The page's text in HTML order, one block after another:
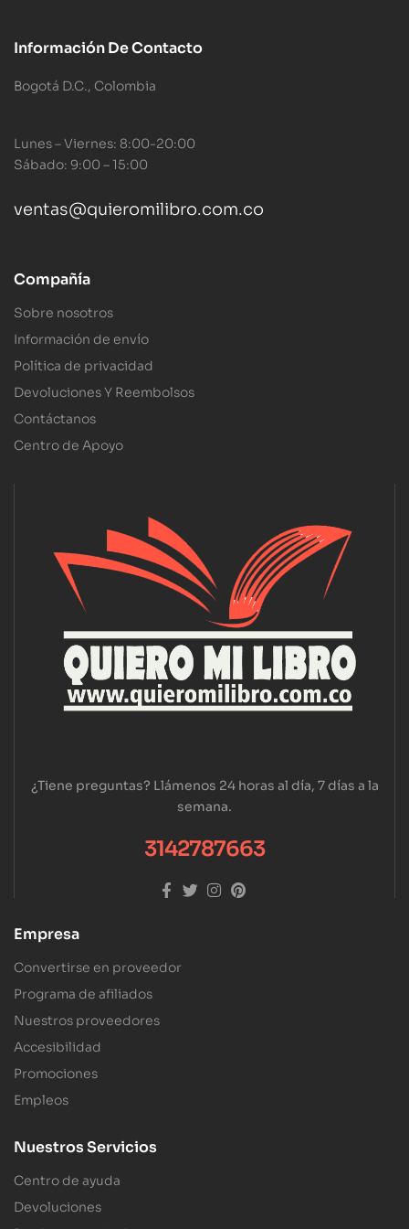
Información De Contacto
Bogotá D.C., Colombia
Lunes – Viernes: 8:00-20:00
Sábado: 9:00 – 15:00
ventas@quieromilibro.com.co
Compañía
Sobre nosotros
Información de envío
Política de privacidad
Devoluciones Y Reembolsos
Contáctanos
Centro de Apoyo
¿Tiene preguntas? Llámenos 24 horas al día, 7 días a la
semana.
3142787663
Empresa
Convertirse en proveedor
Programa de afiliados
Nuestros proveedores
Accesibilidad
Promociones
Empleos
Nuestros Servicios
Centro de ayuda
Devoluciones